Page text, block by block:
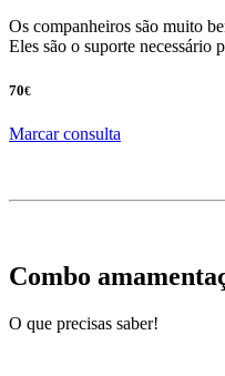
Os companheiros são muito
Eles são o suporte necessário
70€
Marcar consulta
Combo
O que precisas saber!